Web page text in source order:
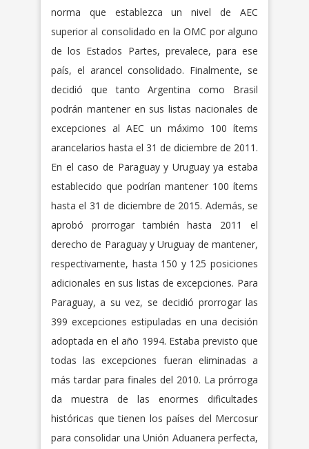
norma que establezca un nivel de AEC
superior al consolidado en la OMC por alguno
de los Estados Partes, prevalece, para ese
país, el arancel consolidado. Finalmente, se
decidió que tanto Argentina como Brasil
podrán mantener en sus listas nacionales de
excepciones al AEC un máximo 100 ítems
arancelarios hasta el 31 de diciembre de 2011.
En el caso de Paraguay y Uruguay ya estaba
establecido que podrían mantener 100 ítems
hasta el 31 de diciembre de 2015. Además, se
aprobó prorrogar también hasta 2011 el
derecho de Paraguay y Uruguay de mantener,
respectivamente, hasta 150 y 125 posiciones
adicionales en sus listas de excepciones. Para
Paraguay, a su vez, se decidió prorrogar las
399 excepciones estipuladas en una decisión
adoptada en el año 1994. Estaba previsto que
todas las excepciones fueran eliminadas a
más tardar para finales del 2010. La prórroga
da muestra de las enormes dificultades
históricas que tienen los países del Mercosur
para consolidar una Unión Aduanera perfecta,